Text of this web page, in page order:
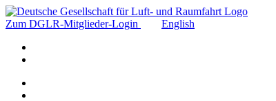
Zum DGLR-Mitglieder-Login English